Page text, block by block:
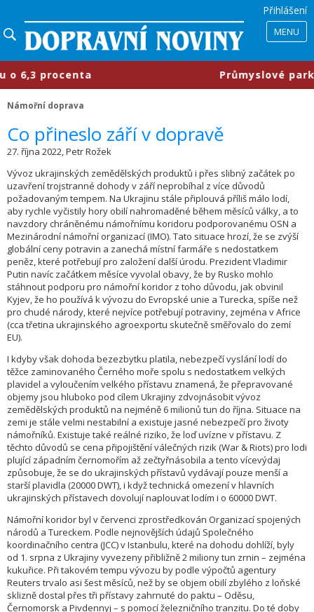
Přihlášení
MENU
procenta ​Průmyslové parky
Námořní doprava
Co přineslo září v dopravě
27. října 2022, Petr Rožek
Vývoz ukrajinských zemědělských produktů i přes slibný začátek po
uzavření trojstranné dohody v září neprobíhal z více důvodů
požadovaným tempem. Na Ukrajinu stále připlouvá příliš málo lodí,
aby rychle vyčistily hory obilí nahromaděné během měsíců války, a to
navzdory chráněnému námořnímu koridoru podporovanému OSN a
Mezinárodní námořní organizací (IMO). Tato situace hrozí, že se zvýší
globální ceny potravin a zanechá místní farmáře s nedostatkem
peněz, které potřebují pro založení další úrodu. Prezident Vladimir
Putin navíc začátkem měsíce vyvolal obavy, že by Rusko mohlo
stáhnout podporu pro námořní koridor z toho důvodu, jak obvinil
Kyjev, že ho používá k vývozu do Evropské unie a Turecka, spíše než
pro chudé národy, které nejvíce potřebují potraviny, zejména v Africe
(cca třetina ukrajinského agroexportu skutečně směřovalo do zemí
EU).
I kdyby však dohoda bezezbytku platila, nebezpečí vyslání lodí do
těžce zaminovaného Černého moře spolu s nedostatkem velkých
plavidel a vyloučením velkého přístavu znamená, že přepravované
objemy jsou hluboko pod cílem Ukrajiny zdvojnásobit vývoz
zemědělských produktů na nejméně 6 milionů tun do října. Situace na
zemi je stále velmi nestabilní a existuje jasné nebezpečí pro životy
námořníků. Existuje také reálné riziko, že loď uvízne v přístavu. Z
těchto důvodů se cena připojištění válečných rizik (War & Riots) pro lodi
plující západním černomořím až zečtyřnásobila a tento vícevýdaj
způsobuje, že se do ukrajinských přístavů vydávají pouze menší a
starší plavidla (20000 DWT), i když technická omezení v hlavních
ukrajinských přístavech dovolují naplouvat lodím i o 60000 DWT.
Námořní koridor byl v červenci zprostředkován Organizací spojených
národů a Tureckem. Podle nejnovějších údajů Společného
koordinačního centra (JCC) v Istanbulu, které na dohodu dohlíží, byly
od 1. srpna z Ukrajiny vyvezeny přibližně 2 miliony tun zrnin – zejména
kukuřice. Při takovém tempu vývozu by podle výpočtů agentury
Reuters trvalo asi šest měsíců, než by se objem obilí zbylého z loňské
sklizně dostal přes tři přístavy zahrnuté do paktu – Oděsu,
Černomorsk a Pivdennyj – s pomocí železničního tranzitu. Do té doby